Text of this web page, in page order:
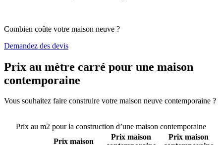
Combien coûte votre maison neuve ?
Demandez des devis
Prix au mètre carré pour une maison
contemporaine
Vous souhaitez faire construire votre maison neuve contemporaine ?
Prix au m2 pour la construction d’une maison contemporaine
Prix maison
Prix maison
Prix maison